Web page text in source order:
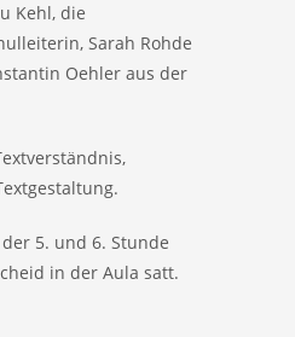
Kehl, die
Sarah Rohde
Oehler aus der
5. und 6. Stunde
in der Aula satt.